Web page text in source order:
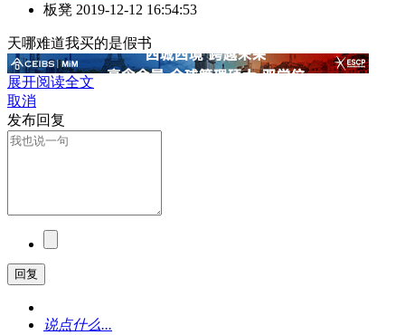
板凳 2019-12-12 16:54:53
天哪难道我买的是假书
展开阅读全文
取消
发布回复
回复
说点什么...